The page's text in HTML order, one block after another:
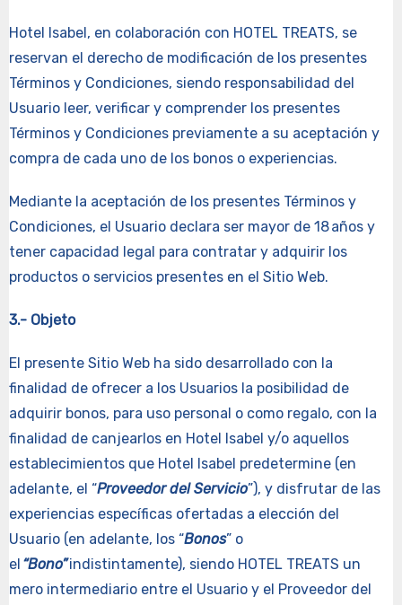
Hotel Isabel, en colaboración con HOTEL TREATS, se
reservan el derecho de modificación de los presentes
Términos y Condiciones, siendo responsabilidad del
Usuario leer, verificar y comprender los presentes
Términos y Condiciones previamente a su aceptación y
compra de cada uno de los bonos o experiencias.
Mediante la aceptación de los presentes Términos y
Condiciones, el Usuario declara ser mayor de 18 años y
tener capacidad legal para contratar y adquirir los
productos o servicios presentes en el Sitio Web.
3.- Objeto
El presente Sitio Web ha sido desarrollado con la
finalidad de ofrecer a los Usuarios la posibilidad de
adquirir bonos, para uso personal o como regalo, con la
finalidad de canjearlos en Hotel Isabel y/o aquellos
establecimientos que Hotel Isabel predetermine (en
adelante, el “Proveedor del Servicio”), y disfrutar de las
experiencias específicas ofertadas a elección del
Usuario (en adelante, los “Bonos” o
el “Bono”indistintamente), siendo HOTEL TREATS un
mero intermediario entre el Usuario y el Proveedor del